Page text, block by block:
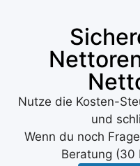
Nutze die Kosten-
und
Wenn du noch
Beratung (30